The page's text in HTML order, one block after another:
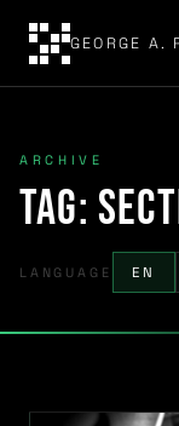
GEORGE A.
ARCHIVE
Tag:
LANGUAGE EN